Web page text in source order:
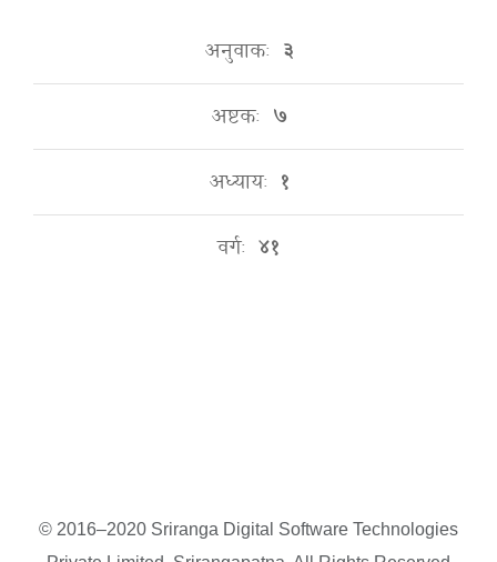
अनुवाकः ३
अष्टकः ७
अध्यायः १
वर्गः ४१
© 2016–2020 Sriranga Digital Software Technologies